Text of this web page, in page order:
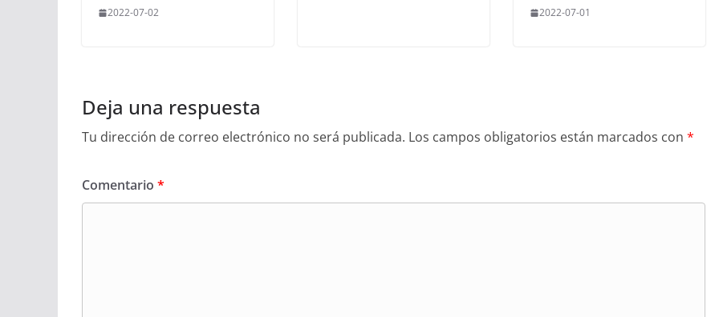
2022-07-02 2022-07-01
Deja una respuesta
Tu dirección de correo electrónico no será publicada. Los campos obligatorios están marcados con *
Comentario *